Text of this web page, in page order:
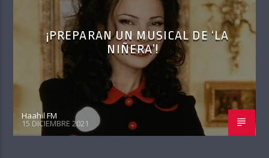
¡PREPARAN UN MUSICAL DE ‘LA
NIÑERA’!
Haahil FM
15 DICIEMBRE 2021